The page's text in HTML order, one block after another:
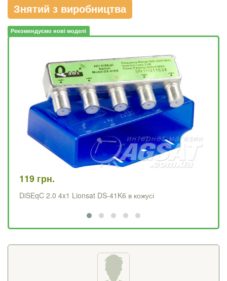
Знятий з виробництва
Рекомендуємо нові моделі
119 грн.
DiSEqC 2.0 4x1 Lionsat DS-41K6 в кожусі